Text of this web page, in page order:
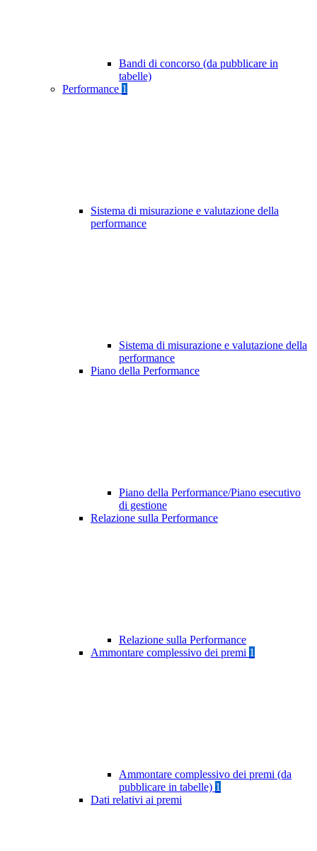
Bandi di concorso (da pubblicare in
tabelle)
Performance 1
Sistema di misurazione e valutazione della
performance
Sistema di misurazione e valutazione della
performance
Piano della Performance
Piano della Performance/Piano esecutivo
di gestione
Relazione sulla Performance
Relazione sulla Performance
Ammontare complessivo dei premi 1
Ammontare complessivo dei premi (da
pubblicare in tabelle) 1
Dati relativi ai premi